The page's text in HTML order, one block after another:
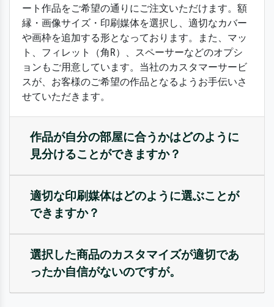
ート作品をご希望の通りにご注文いただけます。額
縁・画像サイズ・印刷媒体を選択し、適切なカバー
や画枠を追加する形となっております。また、マッ
ト、フィレット（角R）、スペーサーなどのオプシ
ョンもご用意しています。当社のカスタマーサービ
スが、お客様のご希望の作品となるようお手伝いさ
せていただきます。
作品が自分の部屋に合うかはどのように
見分けることができますか？
適切な印刷媒体はどのように選ぶことが
できますか？
選択した商品のカスタマイズが適切であ
ったか自信がないのですが。